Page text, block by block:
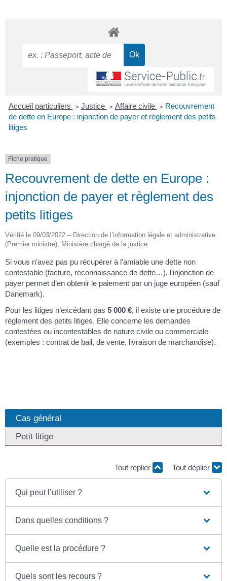
Accueil particuliers > Justice > Affaire civile > Recouvrement
de dette en Europe : injonction de payer et règlement des petits
litiges
Fiche pratique
Recouvrement de dette en Europe :
injonction de payer et règlement des
petits litiges
Vérifié le 09/03/2022 – Direction de l’information légale et administrative
(Premier ministre), Ministère chargé de la justice
Si vous n’avez pas pu récupérer à l’amiable une dette non
contestable (facture, reconnaissance de dette…), l’injonction de
payer permet d’en obtenir le paiement par un juge européen (sauf
Danemark).
Pour les litiges n’excédant pas 5 000 €, il existe une procédure de
règlement des petits litiges. Elle concerne les demandes
contestées ou incontestables de nature civile ou commerciale
(exemples : contrat de bail, de vente, livraison de marchandise).
Cas général
Petit litige
Tout replier Tout déplier
Qui peut l’utiliser ?
Dans quelles conditions ?
Quelle est la procédure ?
Quels sont les recours ?